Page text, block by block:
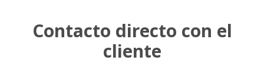
Contacto directo con el
cliente